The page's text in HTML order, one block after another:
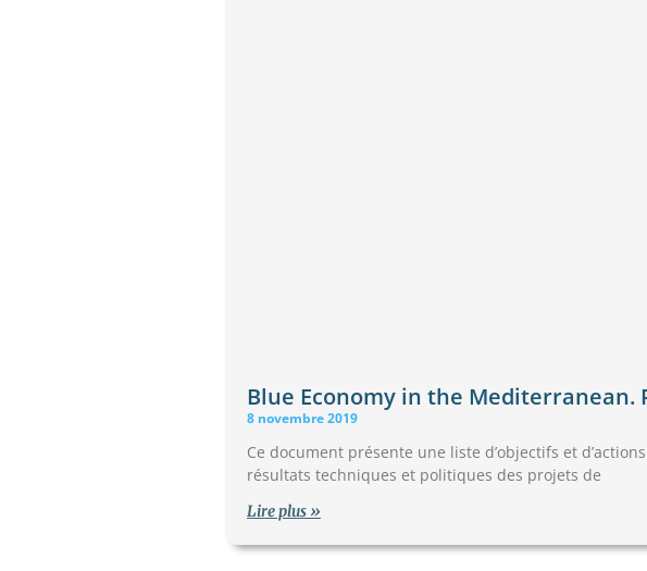
Blue Economy in the Mediterranean.
8 novembre 2019
Ce document présente une liste d’objectifs et
résultats techniques et politiques des projets de
Lire plus »